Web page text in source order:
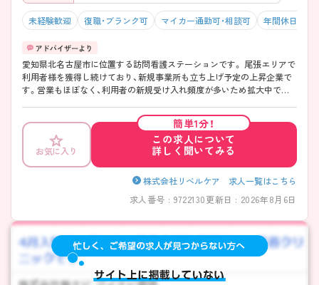
未経験歓迎 復職・ブランク可 マイカー通勤可・相談可 年間休日120
愛知県北名古屋市に位置する訪問看護ステーションです。 尾張エリアで
利用者様を獲得し続けており、新規事業所も立ち上げ予定の上昇企業で
す。営業もほぼなく、利用者の新規受け入れ頻度が多いため拡大中です。
ったことがあったら相談できる環境も整っております。子育てしながら
働いている看護師さんも多いです。 ご興味をお持ちの方には、詳細の情
報や面接のポイントをお伝えしますのでお気軽にお問い合わせくださ
い。
お気に入り
簡単1分！
この求人について
詳しく聞いてみる
株式会社リベルケア 求人一覧はこちら
求人番号 : 9722130更新日 : 2026年8月6日